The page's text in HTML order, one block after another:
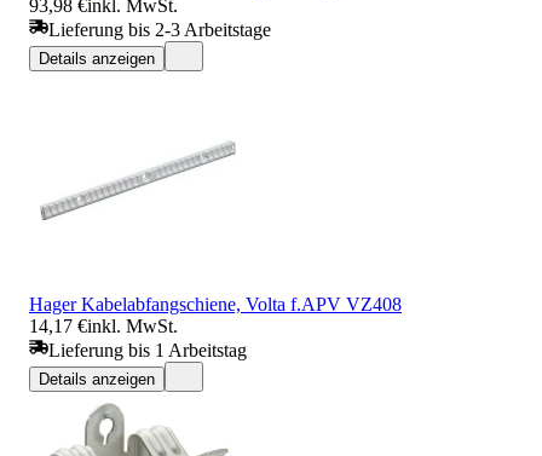
93,98 €inkl. MwSt.
Lieferung bis 2-3 Arbeitstage
Details anzeigen
Hager Kabelabfangschiene, Volta f.APV VZ408
14,17 €inkl. MwSt.
Lieferung bis 1 Arbeitstag
Details anzeigen